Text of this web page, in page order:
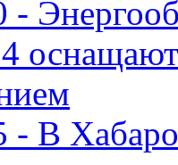
-
- В